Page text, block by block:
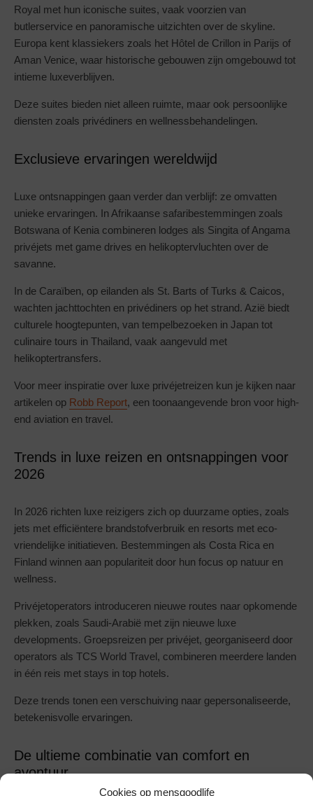
Cookies op mensgoodlife
Royal met hun iconische suites, vaak voorzien van
butlerservice en panoramische uitzichten over de skyline.
Europa kent klassiekers zoals het Hôtel de Crillon in Parijs of
Aman Venice, waar historische gebouwen zijn omgebouwd tot
intieme luxeverblijven.
Deze suites bieden niet alleen ruimte, maar ook persoonlijke
diensten zoals privédiners en wellnessbehandelingen.
Exclusieve ervaringen wereldwijd
Luxe ontsnappingen gaan verder dan verblijf: ze omvatten
unieke ervaringen. In Afrikaanse safaribestemmingen zoals
Botswana of Kenia combineren lodges als Singita of Angama
privéjets met game drives en helikoptervluchten over de
savanne.
In de Caraïben, op eilanden als St. Barts of Turks & Caicos,
wachten jachttochten en privédiners op het strand. Azië biedt
culturele hoogtepunten, van tempelbezoeken in Japan tot
culinaire tours in Thailand, vaak aangevuld met
helikoptertransfers.
Voor meer inspiratie over luxe privéjetreizen kun je kijken naar
artikelen op Robb Report, een toonaangevende bron voor high-
end aviation en travel.
Trends in luxe reizen en ontsnappingen voor
2026
In 2026 richten luxe reizigers zich op duurzame opties, zoals
jets met efficiëntere brandstofverbruik en resorts met eco-
vriendelijke initiatieven. Bestemmingen als Costa Rica en
Finland winnen aan populariteit door hun focus op natuur en
wellness.
Privéjetoperators introduceren nieuwe routes naar opkomende
plekken, zoals Saudi-Arabië met zijn nieuwe luxe
developments. Groepsreizen per privéjet, georganiseerd door
operators als TCS World Travel, combineren meerdere landen
in één reis met stays in top hotels.
Deze trends tonen een verschuiving naar gepersonaliseerde,
betekenisvolle ervaringen.
De ultieme combinatie van comfort en
avontuur